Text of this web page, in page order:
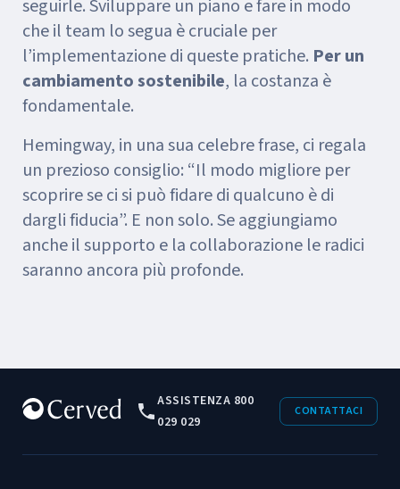
seguirle. Sviluppare un piano e fare in modo
che il team lo segua è cruciale per
l’implementazione di queste pratiche. Per un
cambiamento sostenibile, la costanza è
fondamentale.
Hemingway, in una sua celebre frase, ci regala
un prezioso consiglio: “Il modo migliore per
scoprire se ci si può fidare di qualcuno è di
dargli fiducia”. E non solo. Se aggiungiamo
anche il supporto e la collaborazione le radici
saranno ancora più profonde.
ASSISTENZA 800
029 029
CONTATTACI